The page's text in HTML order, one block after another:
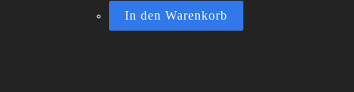
In den Warenkorb